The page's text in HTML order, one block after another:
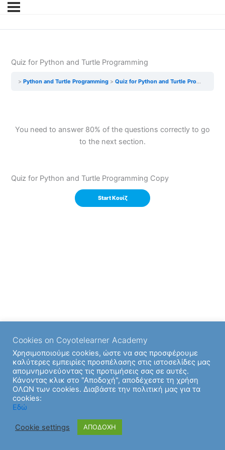
Quiz for Python and Turtle Programming
Python and Turtle Programming Quiz for Python and Turtle Programming
You need to answer 80% of the questions correctly to go
to the next section.
Quiz for Python and Turtle Programming Copy
Cookies on Coyotelearner Academy
Χρησιμοποιούμε cookies, ώστε να σας προσφέρουμε
καλύτερες εμπειρίες προσπέλασης στις ιστοσελίδες μας
απομνημονεύοντας τις προτιμήσεις σας σε αυτές.
Κάνοντας κλικ στο "Αποδοχή", αποδέχεστε τη χρήση
ΟΛΩΝ των cookies. Διαβάστε την πολιτική μας για τα
cookies:
Εδώ
Cookie settings ΑΠΟΔΟΧΗ